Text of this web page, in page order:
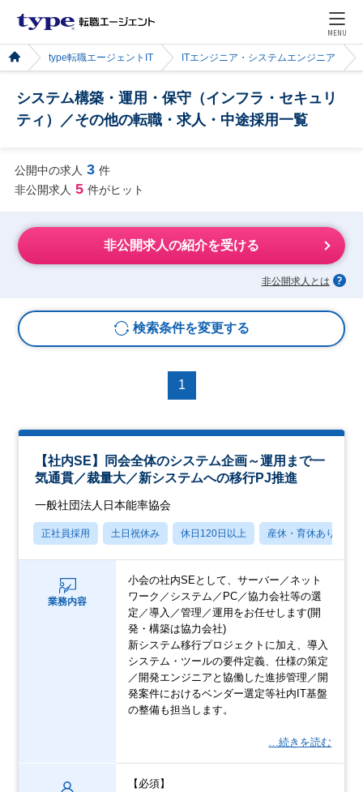
MENU
type転職エージェントIT ITエンジニア・システムエンジニア
システム構築・運用・保守（インフラ・セキュリ
ティ）／その他の転職・求人・中途採用一覧
公開中の求人 3 件
非公開求人 5 件がヒット
非公開求人の紹介を受ける
非公開求人とは
検索条件を変更する
1
【社内SE】同会全体のシステム企画～運用まで一
気通貫／裁量大／新システムへの移行PJ推進
一般社団法人日本能率協会
正社員採用 土日祝休み 休日120日以上 産休・育休あり
業務内容
小会の社内SEとして、サーバー／ネット
ワーク／システム／PC／協力会社等の選
定／導入／管理／運用をお任せします(開
発・構築は協力会社)
新システム移行プロジェクトに加え、導入
システム・ツールの要件定義、仕様の策定
／開発エンジニアと協働した進捗管理／開
発案件におけるベンダー選定等社内IT基盤
の整備も担当します。
…続きを読む
【必須】